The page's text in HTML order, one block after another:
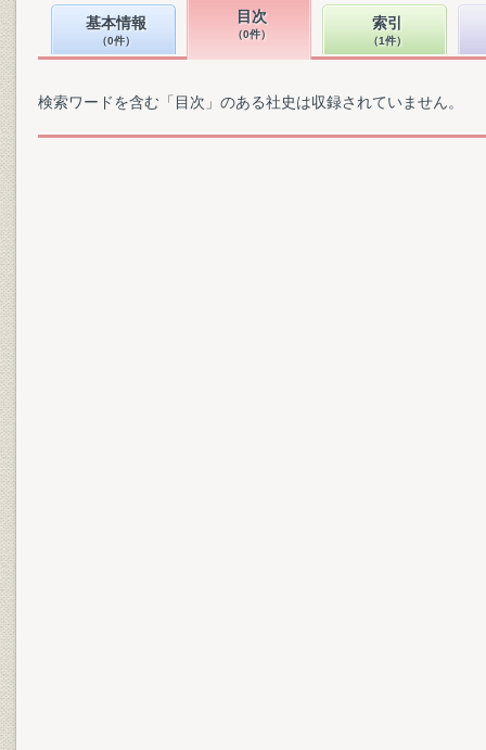
基本情報
（0件）
目次
（0件）
索引
（1件）
検索ワードを含む「目次」のある社史は収録されていません。